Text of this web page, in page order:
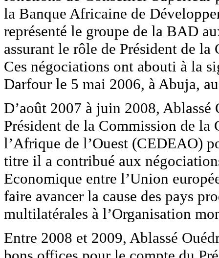
la Banque Africaine de
représenté le groupe de la BAD
assurant le rôle de Président de la
Ces négociations ont abouti à la
Darfour le 5 mai 2006, à Abuja,
D’août 2007 à juin 2008,
Président de la Commission de la
l’Afrique de l’Ouest (CEDEAO)
titre il a contribué aux
Economique entre l’Union
faire avancer la cause des pays
multilatérales à l’Organisation
Entre 2008 et 2009, Ablassé